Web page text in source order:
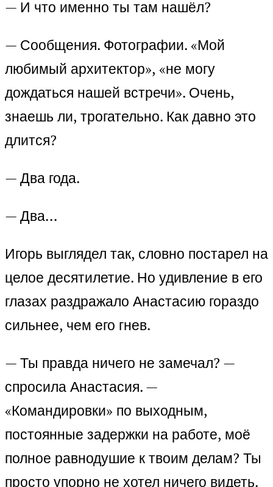
— И что именно ты там нашёл?
— Сообщения. Фотографии. «Мой
любимый архитектор», «не могу
дождаться нашей встречи». Очень,
знаешь ли, трогательно. Как давно это
длится?
— Два года.
— Два…
Игорь выглядел так, словно постарел на
целое десятилетие. Но удивление в его
глазах раздражало Анастасию гораздо
сильнее, чем его гнев.
— Ты правда ничего не замечал? —
спросила Анастасия. —
«Командировки» по выходным,
постоянные задержки на работе, моё
полное равнодушие к твоим делам? Ты
просто упорно не хотел ничего видеть.